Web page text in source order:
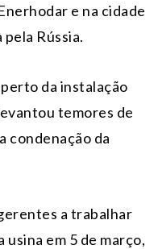
e na cidade
Rússia.
da instalação
temores de
condenação da
a trabalhar
usina em 5 de março,